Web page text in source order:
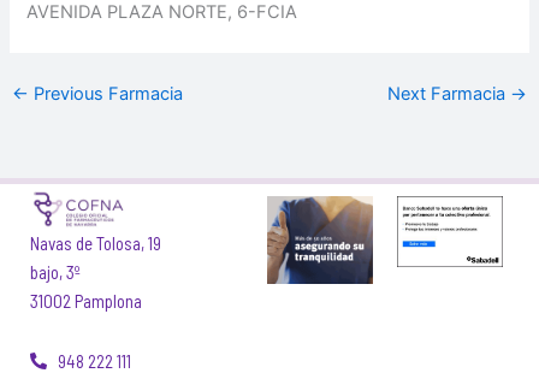
AVENIDA PLAZA NORTE, 6-FCIA
← Previous Farmacia Next Farmacia →
Navas de Tolosa, 19
bajo, 3º
31002 Pamplona
948 222 111